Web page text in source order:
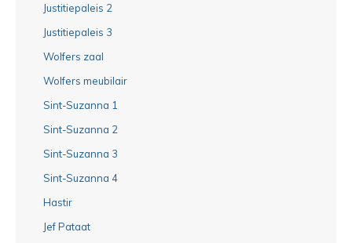
Justitiepaleis 2
Justitiepaleis 3
Wolfers zaal
Wolfers meubilair
Sint-Suzanna 1
Sint-Suzanna 2
Sint-Suzanna 3
Sint-Suzanna 4
Hastir
Jef Pataat